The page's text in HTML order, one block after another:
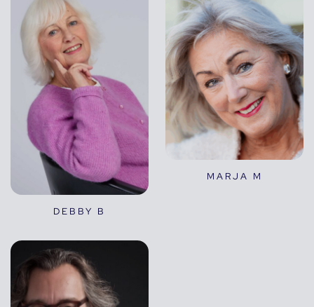
DEBBY B
MARJA M